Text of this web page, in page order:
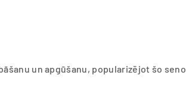
un apgūšanu, popularizējot šo seno